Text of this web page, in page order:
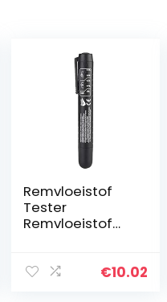
Remvloeistof
Tester
Remvloeistof
Testing Tool€10.02